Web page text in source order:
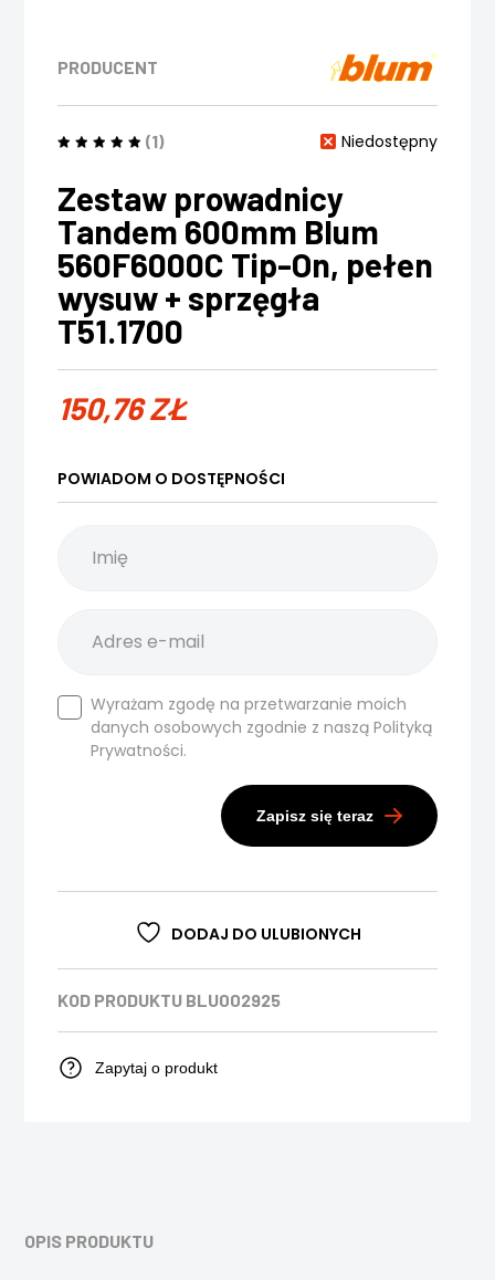
PRODUCENT
(1) Niedostępny
Zestaw prowadnicy
Tandem 600mm Blum
560F6000C Tip-On, pełen
wysuw + sprzęgła
T51.1700
150,76ZŁ
POWIADOM O DOSTĘPNOŚCI
Wyrażam zgodę na przetwarzanie moich
danych osobowych zgodnie z nasząPolityką
Prywatności.
Zapisz się teraz
DODAJ DO ULUBIONYCH
KOD PRODUKTU BLU002925
Zapytaj o produkt
OPIS PRODUKTU